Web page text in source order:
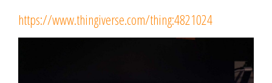
https://www.thingiverse.com/thing:4821024